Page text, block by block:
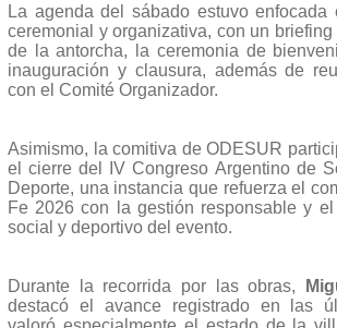
La agenda del sábado estuvo enfocada
ceremonial y organizativa, con un
de la antorcha, la ceremonia de
inauguración y clausura, además de
con el Comité Organizador.
Asimismo, la comitiva de ODESUR
el cierre del IV Congreso Argentino de
Deporte, una instancia que refuerza el
Fe 2026 con la gestión responsable y
social y deportivo del evento.
Durante la recorrida por las obras,
destacó el avance registrado en las